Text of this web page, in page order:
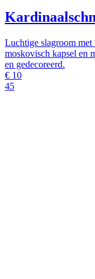
Luchtige slagroom met
moskovisch kapsel en
en gedecoreerd.
€ 10
45